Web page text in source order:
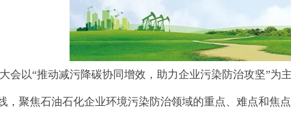
以“推动减污降碳协同增效，助力企业污染防治攻坚”为
，聚焦石油石化企业环境污染防治领域的重点、难点和焦